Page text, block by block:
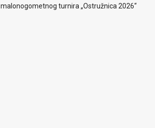
malonogometnog turnira „Ostružnica 2026“